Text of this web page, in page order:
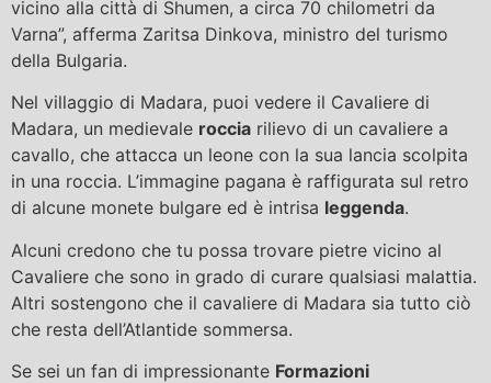
vicino alla città di Shumen, a circa 70 chilometri da
Varna”, afferma Zaritsa Dinkova, ministro del turismo
della Bulgaria.
Nel villaggio di Madara, puoi vedere il Cavaliere di
Madara, un medievale roccia rilievo di un cavaliere a
cavallo, che attacca un leone con la sua lancia scolpita
in una roccia. L’immagine pagana è raffigurata sul retro
di alcune monete bulgare ed è intrisa leggenda.
Alcuni credono che tu possa trovare pietre vicino al
Cavaliere che sono in grado di curare qualsiasi malattia.
Altri sostengono che il cavaliere di Madara sia tutto ciò
che resta dell’Atlantide sommersa.
Se sei un fan di impressionante Formazioni